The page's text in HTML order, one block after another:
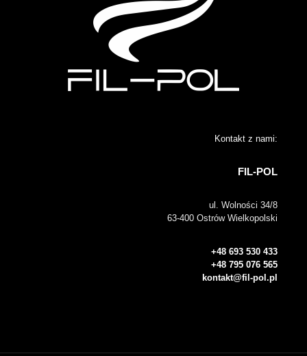
Kontakt z nami:
FIL-POL
ul. Wolności 34/8
63-400 Ostrów Wielkopolski
+48 693 530 433
+48 795 076 565
kontakt@fil-pol.pl